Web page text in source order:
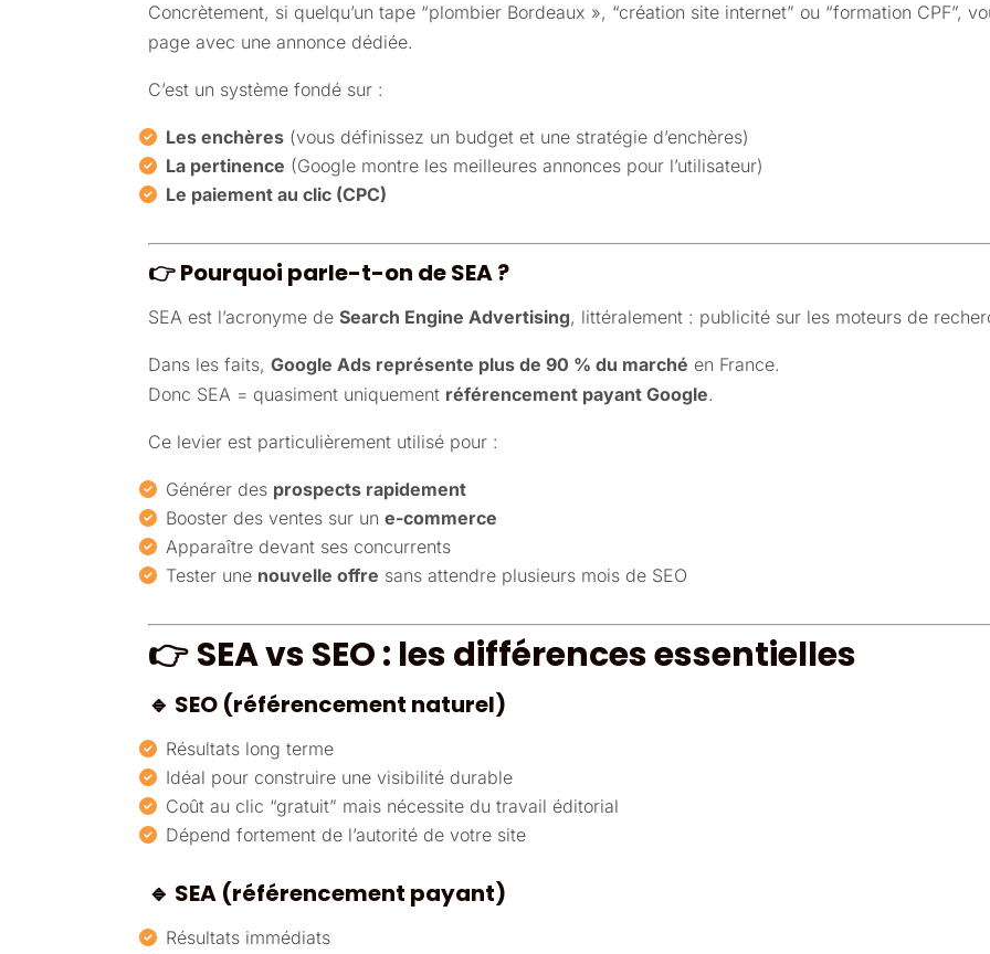
Concrètement, si quelqu’un tape “plombier Bordeaux », “création site internet” ou “formation CPF”,
page avec une annonce dédiée.
C’est un système fondé sur :
Les enchères (vous définissez un budget et une stratégie d’enchères)
La pertinence (Google montre les meilleures annonces pour l’utilisateur)
Le paiement au clic (CPC)
👉Pourquoi parle-t-on de SEA ?
SEA est l’acronyme deSearch Engine Advertising, littéralement : publicité sur les moteurs de
Dans les faits,Google Ads représente plus de 90 % du marché en France.
Donc SEA = quasiment uniquement référencement payant Google.
Ce levier est particulièrement utilisé pour :
Générer des prospects rapidement
Booster des ventes sur une-commerce
Apparaître devant ses concurrents
Tester une nouvelle offre sans attendre plusieurs mois de SEO
👉SEA vs SEO : les différences essentielles
🔹 SEO (référencement naturel)
Résultats long terme
Idéal pour construire une visibilité durable
Coût au clic “gratuit” mais nécessite du travail éditorial
Dépend fortement de l’autorité de votre site
🔹 SEA (référencement payant)
Résultats immédiats